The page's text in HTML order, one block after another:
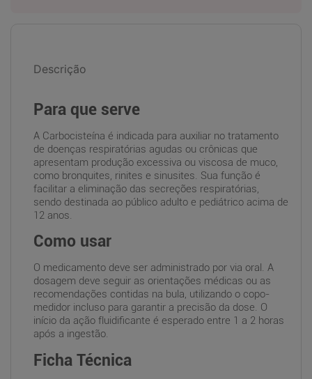
Descrição
Para que serve
A Carbocisteína é indicada para auxiliar no tratamento
de doenças respiratórias agudas ou crônicas que
apresentam produção excessiva ou viscosa de muco,
como bronquites, rinites e sinusites. Sua função é
facilitar a eliminação das secreções respiratórias,
sendo destinada ao público adulto e pediátrico acima de
12 anos.
Como usar
O medicamento deve ser administrado por via oral. A
dosagem deve seguir as orientações médicas ou as
recomendações contidas na bula, utilizando o copo-
medidor incluso para garantir a precisão da dose. O
início da ação fluidificante é esperado entre 1 a 2 horas
após a ingestão.
Ficha Técnica